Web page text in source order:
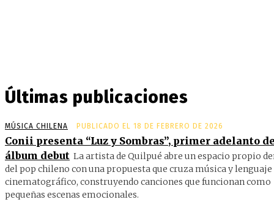
Últimas publicaciones
MÚSICA CHILENA PUBLICADO EL 18 DE FEBRERO DE 2026
Conii presenta “Luz y Sombras”, primer adelanto
álbum debut La artista de Quilpué abre un espacio propio
del pop chileno con una propuesta que cruza música y lenguaje
cinematográfico, construyendo canciones que funcionan como
pequeñas escenas emocionales.